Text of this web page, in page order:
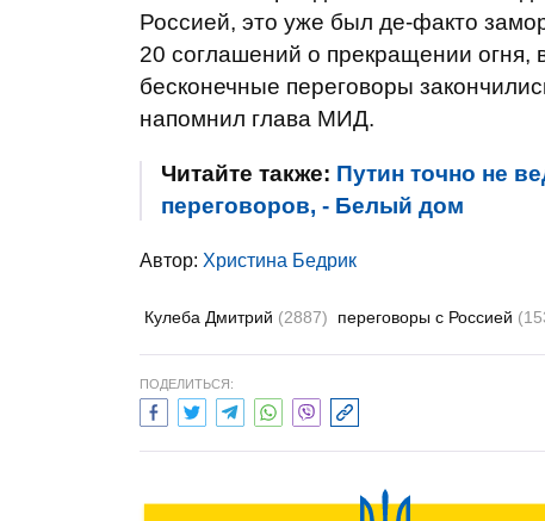
Россией, это уже был де-факто
20 соглашений о прекращении
бесконечные переговоры
напомнил глава МИД.
Читайте также: Путин точно не
переговоров, - Белый дом
Автор: Христина Бедрик
Кулеба Дмитрий (2887) переговоры с Россией
ПОДЕЛИТЬСЯ: